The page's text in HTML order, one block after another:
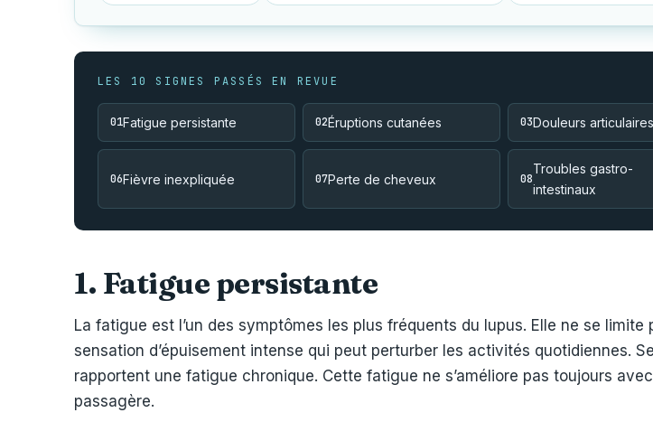
LES 10 SIGNES PASSÉS EN REVUE
01Fatigue persistante 02Éruptions cutanées 03Douleurs articulaires
06Fièvre inexpliquée 07Perte de cheveux 08
Troubles gastro-
intestinaux
1. Fatigue persistante
La fatigue est l’un des symptômes les plus fréquents du lupus. Elle ne se
sensation d’épuisement intense qui peut perturber les activités quotidiennes.
rapportent une fatigue chronique. Cette fatigue ne s’améliore pas toujours
passagère.